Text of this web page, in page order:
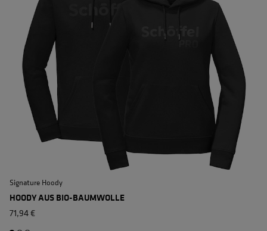
Signature Hoody
HOODY AUS BIO-BAUMWOLLE
71,94 €